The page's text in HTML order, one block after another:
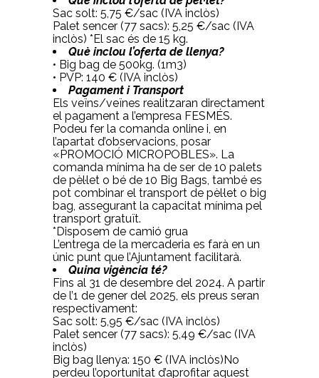
Sac solt: 5,75 €/sac (IVA inclòs)
Palet sencer (77 sacs): 5,25 €/sac (IVA
inclòs) *El sac és de 15 kg.
Què inclou l’oferta de llenya?
• Big bag de 500kg. (1m3)
• PVP: 140 € (IVA inclòs)
Pagament i Transport
Els veïns/veïnes realitzaran directament
el pagament a l’empresa FESMÉS.
Podeu fer la comanda online i, en
l’apartat d’observacions, posar
«PROMOCIÓ MICROPOBLES». La
comanda mínima ha de ser de 10 palets
de pèl·let o bé de 10 Big Bags, també es
pot combinar el transport de pèl·let o big
bag, assegurant la capacitat mínima pel
transport gratuït.
*Disposem de camió grua
L’entrega de la mercaderia es farà en un
únic punt que l’Ajuntament facilitarà.
Quina vigència té?
Fins al 31 de desembre del 2024. A partir
de l’1 de gener del 2025, els preus seran
respectivament:
Sac solt: 5,95 €/sac (IVA inclòs)
Palet sencer (77 sacs): 5,49 €/sac (IVA
inclòs)
Big bag llenya: 150 € (IVA inclòs)No
perdeu l’oportunitat d’aprofitar aquest